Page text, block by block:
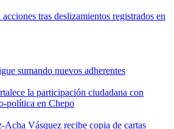
tras deslizamientos registrados en
sumando nuevos adherentes
la participación ciudadana con
política en Chepo
Vásquez recibe copia de cartas